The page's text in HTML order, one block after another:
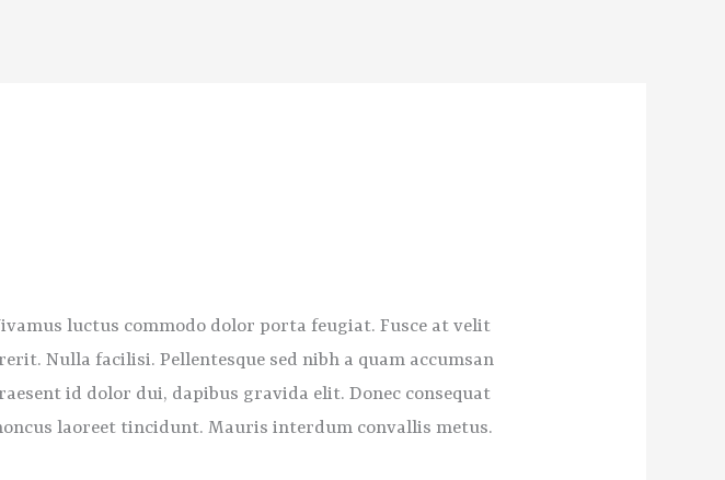
luctus commodo dolor porta feugiat. Fusce at velit
Nulla facilisi. Pellentesque sed nibh a quam accumsan
id dolor dui, dapibus gravida elit. Donec consequat
laoreet tincidunt. Mauris interdum convallis metus.